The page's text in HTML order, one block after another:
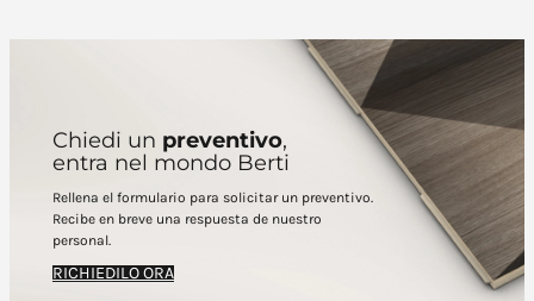
Chiedi un preventivo,
entra nel mondo Berti
Rellena el formulario para solicitar un preventivo.
Recibe en breve una respuesta de nuestro
personal.
RICHIEDILO ORA